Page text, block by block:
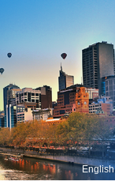
English